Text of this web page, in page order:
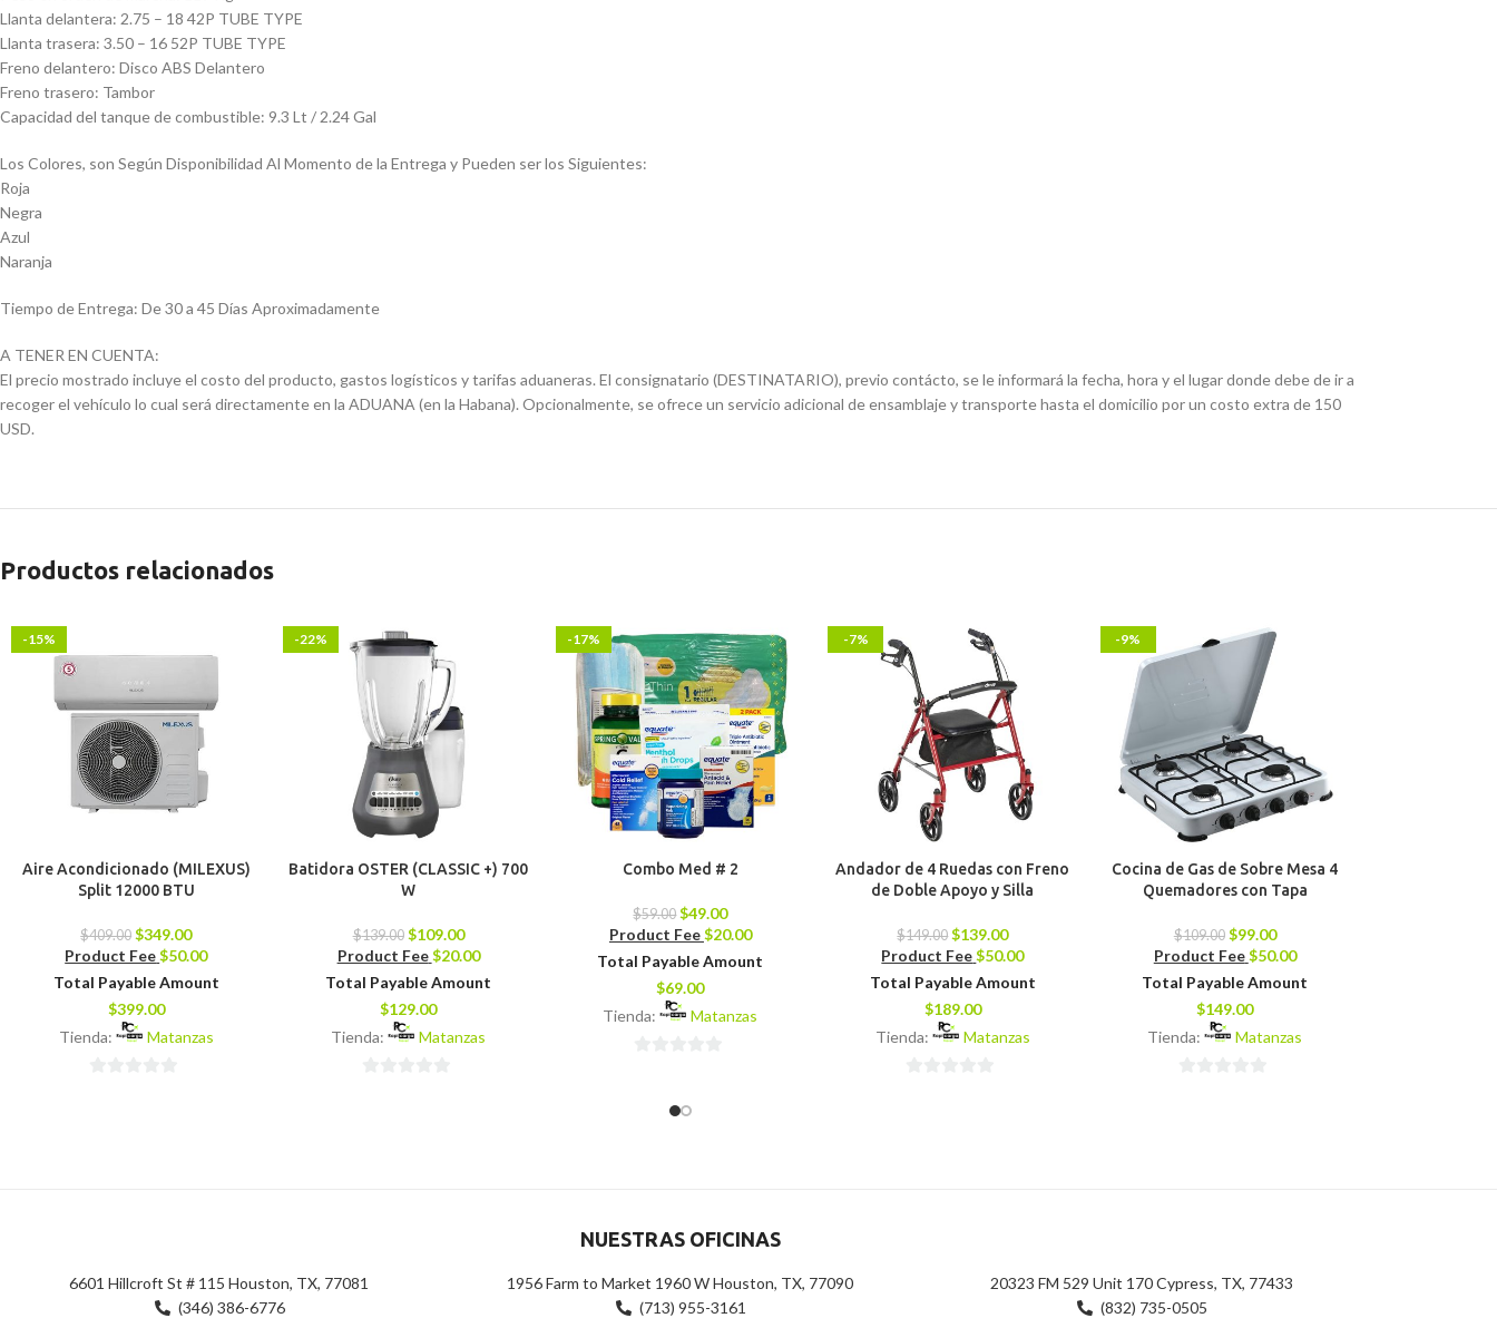
Llanta delantera: 2.75 – 18 42P TUBE TYPE
Llanta trasera: 3.50 – 16 52P TUBE TYPE
Freno delantero: Disco ABS Delantero
Freno trasero: Tambor
Capacidad del tanque de combustible: 9.3 Lt / 2.24 Gal
Los Colores, son Según Disponibilidad Al Momento de la Entrega y Pueden ser los Siguientes:
Roja
Negra
Azul
Naranja
Tiempo de Entrega: De 30 a 45 Días Aproximadamente
A TENER EN CUENTA:
El precio mostrado incluye el costo del producto, gastos logísticos y tarifas aduaneras. El consignatario (DESTINATARIO), previo contácto, se le informará la fecha, hora y el lugar donde debe de ir a
recoger el vehículo lo cual será directamente en la ADUANA (en la Habana). Opcionalmente, se ofrece un servicio adicional de ensamblaje y transporte hasta el domicilio por un costo extra de 150
USD.
Productos relacionados
-15%
Aire Acondicionado (MILEXUS)
Split 12000 BTU
$409.00 $349.00
Product Fee$50.00
Total Payable Amount
$399.00
Tienda:
Matanzas
-22%
Batidora OSTER (CLASSIC +) 700
W
$139.00 $109.00
Product Fee $20.00
Total Payable Amount
$129.00
Tienda:
Matanzas
-17%
Combo Med # 2
$59.00 $49.00
Product Fee$20.00
Total Payable Amount
$69.00
Tienda:
Matanzas
-7%
Andador de 4 Ruedas con Freno
de Doble Apoyo y Silla
$149.00 $139.00
Product Fee$50.00
Total Payable Amount
$189.00
Tienda:
Matanzas
-9%
Cocina de Gas de Sobre Mesa 4
Quemadores con Tapa
$109.00 $99.00
Product Fee$50.00
Total Payable Amount
$149.00
Tienda:
Matanzas
NUESTRAS OFICINAS
6601 Hillcroft St # 115 Houston, TX, 77081
(346) 386-6776
1956 Farm to Market 1960 W Houston, TX, 77090
(713) 955-3161
20323 FM 529 Unit 170 Cypress, TX, 77433
(832) 735-0505